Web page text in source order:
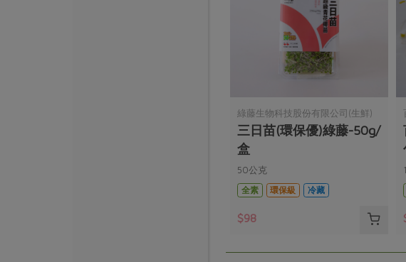
綠藤生物科技股份有限公司(生鮮)
三日苗(環保優)綠藤-50g/
盒
50公克
全素
環保級 冷藏
$98